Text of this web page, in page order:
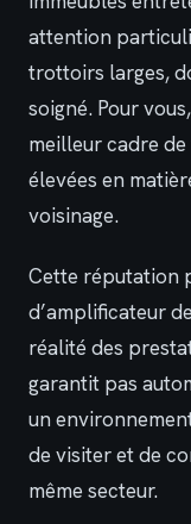
attention
trottoirs larges,
soigné. Pour
meilleur cadre de
élevées en
voisinage.
Cette réputation
d’amplificateur
réalité des
garantit pas
un
de visiter et de
même secteur.